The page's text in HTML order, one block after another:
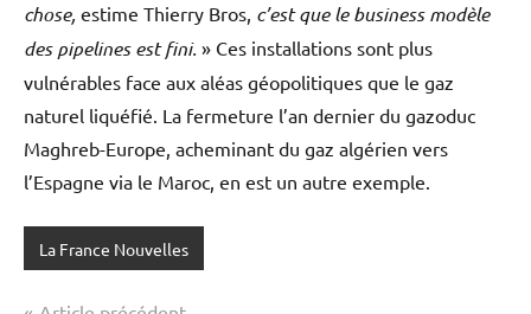
chose, estime Thierry Bros, c’est que le business modèle
des pipelines est fini. » Ces installations sont plus
vulnérables face aux aléas géopolitiques que le gaz
naturel liquéfié. La fermeture l’an dernier du gazoduc
Maghreb-Europe, acheminant du gaz algérien vers
l’Espagne via le Maroc, en est un autre exemple.
La France Nouvelles